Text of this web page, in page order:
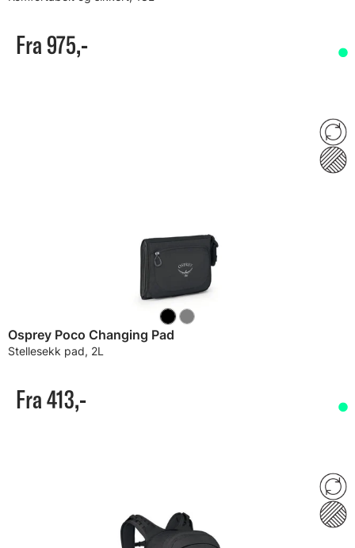
Fra 975,-
Osprey Poco Changing Pad
Stellesekk pad, 2L
Fra 413,-